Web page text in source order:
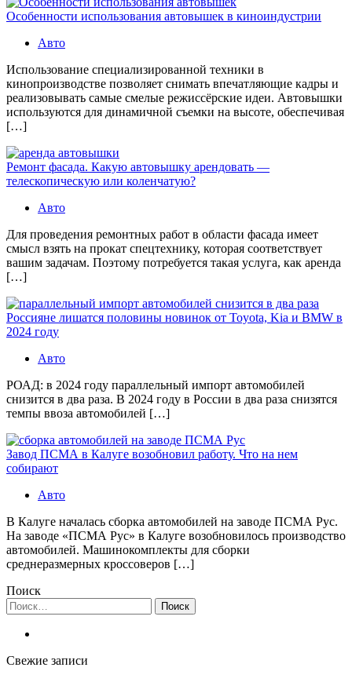
Особенности использования автовышек в киноиндустрии
Авто
Использование специализированной техники в
кинопроизводстве позволяет снимать впечатляющие кадры и
реализовывать самые смелые режиссёрские идеи. Автовышки
используются для динамичной съемки на высоте, обеспечивая
[…]
Ремонт фасада. Какую автовышку арендовать —
телескопическую или коленчатую?
Авто
Для проведения ремонтных работ в области фасада имеет
смысл взять на прокат спецтехнику, которая соответствует
вашим задачам. Поэтому потребуется такая услуга, как аренда
[…]
Россияне лишатся половины новинок от Toyota, Kia и BMW в
2024 году
Авто
РОАД: в 2024 году параллельный импорт автомобилей
снизится в два раза. В 2024 году в России в два раза снизятся
темпы ввоза автомобилей […]
Завод ПСМА в Калуге возобновил работу. Что на нем
собирают
Авто
В Калуге началась сборка автомобилей на заводе ПСМА Рус.
На заводе «ПСМА Рус» в Калуге возобновилось производство
автомобилей. Машинокомплекты для сборки
среднеразмерных кроссоверов […]
Поиск
Найти:
Свежие записи